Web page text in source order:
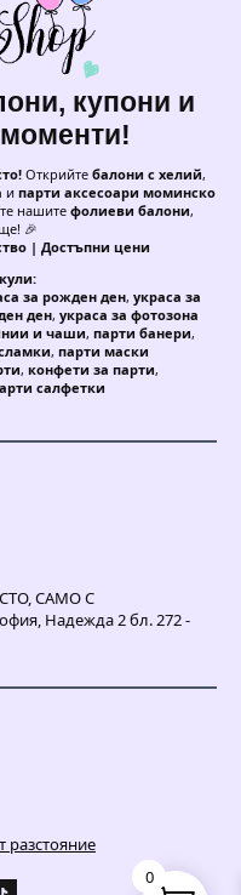
купони и
Открийте балони с хелий,
и парти аксесоари моминско
нашитефолиеви балони,
🎉
| Достъпни цени
за рожден ден, украса за
ден, украса за фотозона
и чаши, парти банери,
, парти маски
, конфети за парти,
салфетки
САМО С
Надежда 2 бл. 272 -
разстояние
0